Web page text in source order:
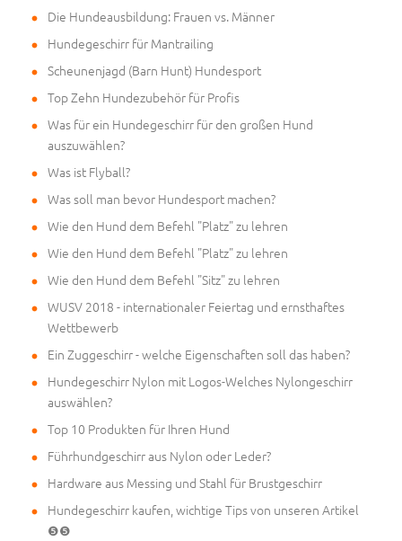
Die Hundeausbildung: Frauen vs. Männer
Hundegeschirr für Mantrailing
Scheunenjagd (Barn Hunt) Hundesport
Top Zehn Hundezubehör für Profis
Was für ein Hundegeschirr für den großen Hund
auszuwählen?
Was ist Flyball?
Was soll man bevor Hundesport machen?
Wie den Hund dem Befehl "Platz" zu lehren
Wie den Hund dem Befehl "Platz" zu lehren
Wie den Hund dem Befehl "Sitz" zu lehren
WUSV 2018 - internationaler Feiertag und ernsthaftes
Wettbewerb
Ein Zuggeschirr - welche Eigenschaften soll das haben?
Hundegeschirr Nylon mit Logos-Welches Nylongeschirr
auswählen?
Top 10 Produkten für Ihren Hund
Führhundgeschirr aus Nylon oder Leder?
Hardware aus Messing und Stahl für Brustgeschirr
Hundegeschirr kaufen, wichtige Tips von unseren Artikel
❺❺